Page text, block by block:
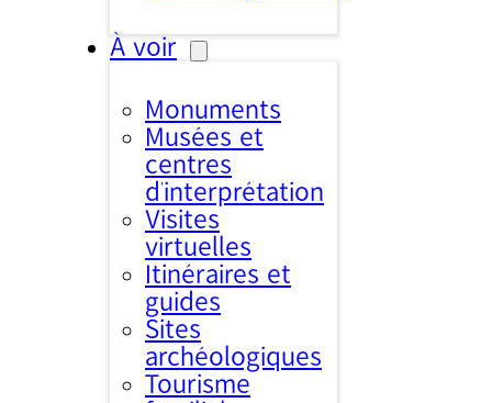
À voir
Monuments
Musées et
centres
d’interprétation
Visites
virtuelles
Itinéraires et
guides
Sites
archéologiques
Tourisme